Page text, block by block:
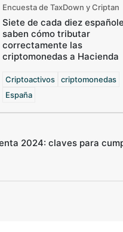
Encuesta de TaxDown y Criptan
Siete de cada diez
saben cómo tributar
correctamente las
criptomonedas a Hacienda
Criptoactivos
criptomonedas
España
2024: claves para